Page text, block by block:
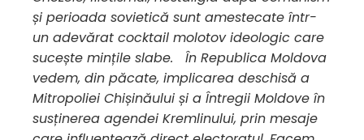
și perioada sovietică sunt amestecate într-
un adevărat cocktail molotov ideologic care
sucește mințile slabe. În Republica Moldova
vedem, din păcate, implicarea deschisă a
Mitropoliei Chișinăului și a Întregii Moldove în
susținerea agendei Kremlinului, prin mesaje